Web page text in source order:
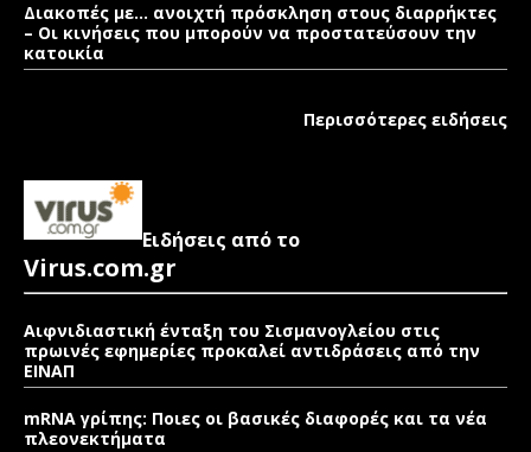
Διακοπές με… ανοιχτή πρόσκληση στους διαρρήκτες
– Οι κινήσεις που μπορούν να προστατεύσουν την
κατοικία
Περισσότερες ειδήσεις
Ειδήσεις από το
Virus.com.gr
Αιφνιδιαστική ένταξη του Σισμανογλείου στις
πρωινές εφημερίες προκαλεί αντιδράσεις από την
ΕΙΝΑΠ
mRNA γρίπης: Ποιες οι βασικές διαφορές και τα νέα
πλεονεκτήματα